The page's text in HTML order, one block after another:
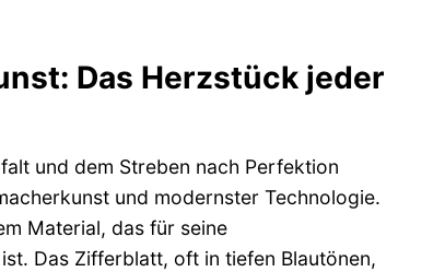
Das Herzstück jeder
und dem Streben nach Perfektion
und modernster Technologie.
Material, das für seine
Das Zifferblatt, oft in tiefen Blautönen,